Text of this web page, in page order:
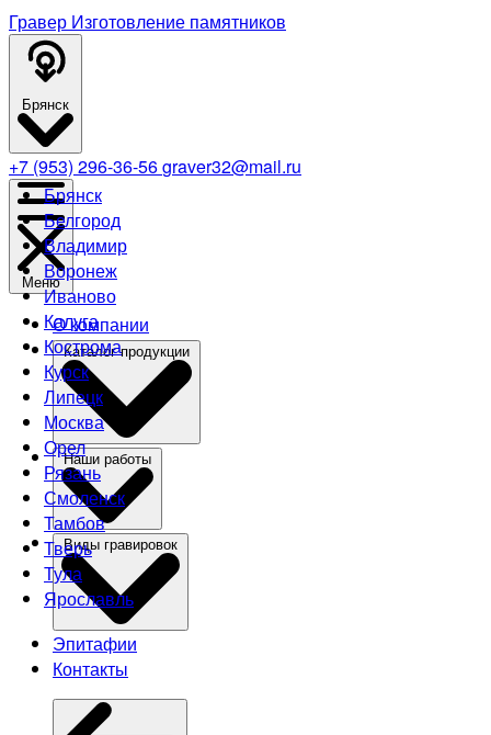
Гравер Изготовление памятников
Брянск
Брянск
Белгород
Владимир
Воронеж
Иваново
Калуга
Кострома
Курск
Липецк
Москва
Орел
Рязань
Смоленск
Тамбов
Тверь
Тула
Ярославль
+7 (953) 296-36-56graver32@mail.ru
Меню
О компании
Эпитафии
Контакты